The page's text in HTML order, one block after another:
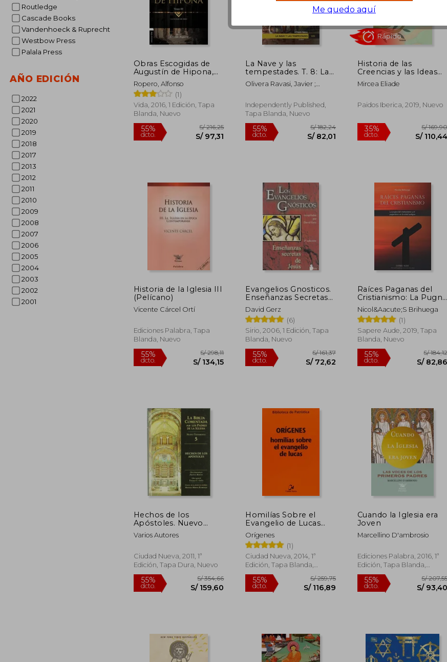
Routledge
Cascade Books
Vandenhoeck & Ruprecht
Westbow Press
Palala Press
AÑO EDICIÓN
2022
2021
2020
2019
2018
2017
2013
2012
2011
2010
2009
2008
2007
2006
2005
2004
2003
2002
2001
40%
dcto. S/ 79,92 dcto. S/ 92,74 dcto.
Obras Escogidas de
Augustín de Hipona,
Tomo 3: La Ciudad de
Dios
Ropero, Alfonso
(1)
Vida, 2016, 1 Edición, Tapa
Blanda, Nuevo
55%
La Nave y las
tempestades. T. 8: La
Revolución francesa.
La revolución desatada
Olivera Ravasi, Javier ;
Independently Published,
Tapa Blanda, Nuevo
55%
Historia de las
Creencias y las Ideas
Religiosas iii
Mircea Eliade
Paidos Iberica, 2019, Nuevo
35%
Historia de la Iglesia III
(Pelícano)
Vicente Cárcel Ortí
Ediciones Palabra, Tapa
Blanda, Nuevo
55%
dcto.
S/ 298,11
S/ 134,15
Evangelios Gnosticos.
Enseñanzas Secretas
de Jesus
David Gerz
(6)
Sirio, 2006, 1 Edición, Tapa
Blanda, Nuevo
55% S/ 161,37
S/ 72,62
Raíces Paganas del
Cristianismo: La Pugna
del Cristianismo y el
Paganismo en la Edad
Antigua
Nicol&Aacute;S Brihuega
(1)
Sapere Aude, 2019, Tapa
Blanda, Nuevo
dcto.
Hechos de los
Apóstoles. Nuevo
Testamento 5 (la Biblia
Comentada por los
Varios Autores
Ciudad Nueva, 2011, 1ª
Edición, Tapa Dura, Nuevo
Homilías Sobre el
Evangelio de Lucas
(Biblioteca de
Patrística)
Orígenes
(1)
Ciudad Nueva, 2014, 1ª
Edición, Tapa Blanda,
Nuevo
Cuando la Iglesia era
Joven
Marcellino D'ambrosio
Ediciones Palabra, 2016, 1ª
Edición, Tapa Blanda,
Nuevo
Me quedo aquí